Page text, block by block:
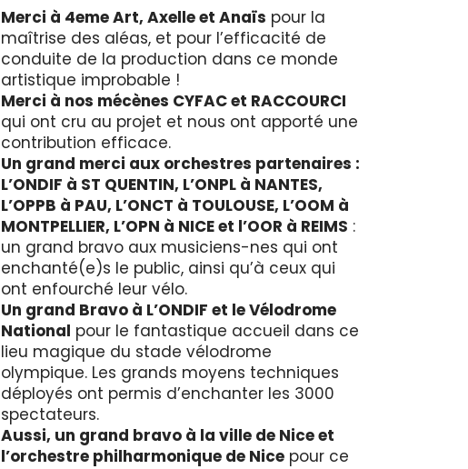
Merci à 4eme Art, Axelle et Anaïs pour la
maîtrise des aléas, et pour l’efficacité de
conduite de la production dans ce monde
artistique improbable !
Merci à nos mécènes CYFAC et RACCOURCI
qui ont cru au projet et nous ont apporté une
contribution efficace.
Un grand merci aux orchestres partenaires :
L’ONDIF à ST QUENTIN, L’ONPL à NANTES,
L’OPPB à PAU, L’ONCT à TOULOUSE, L’OOM à
MONTPELLIER, L’OPN à NICE et l’OOR à REIMS :
un grand bravo aux musiciens-nes qui ont
enchanté(e)s le public, ainsi qu’à ceux qui
ont enfourché leur vélo.
Un grand Bravo à L’ONDIF et le Vélodrome
National pour le fantastique accueil dans ce
lieu magique du stade vélodrome
olympique. Les grands moyens techniques
déployés ont permis d’enchanter les 3000
spectateurs.
Aussi, un grand bravo à la ville de Nice et
l’orchestre philharmonique de Nicepour ce